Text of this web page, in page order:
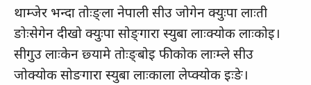
थाम्‍जेर भन्‍दा तोःङ्‍ला नेपाली सीउ जोगेन क्‍युःपा लाःती
ङोःसेगेन दीखो क्‍युःपा सोङ्‍गारा स्‍युबा लाःक्‍योक लाःकोइ।
सीगुउ लाःकेन छ्‍यामे तोःङ्‍बोइ फीकोक लाःम्‍ले सीउ
जोक्‍योक सोङगारा स्‍युबा लाःकाला लेप्‍क्‍योक इःङे।